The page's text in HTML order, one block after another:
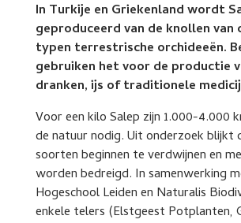
In Turkije en Griekenland wordt
geproduceerd van de knollen van
typen terrestrische orchideeën.
gebruiken het voor de productie
dranken, ijs of traditionele
Voor een kilo Salep zijn 1.000-4.000
de natuur nodig. Uit onderzoek blijkt
soorten beginnen te verdwijnen en
worden bedreigd. In samenwerking
Hogeschool Leiden en Naturalis
enkele telers (Elstgeest Potplanten,